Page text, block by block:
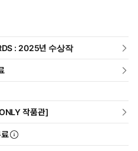
: 2025년 수상작
작품관]